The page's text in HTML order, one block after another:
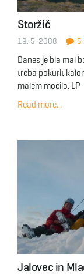
Storžič
19. 5. 2008 5
Danes je bla mal
treba pokurit
malem močilo. LP
Read more...
Jalovec in